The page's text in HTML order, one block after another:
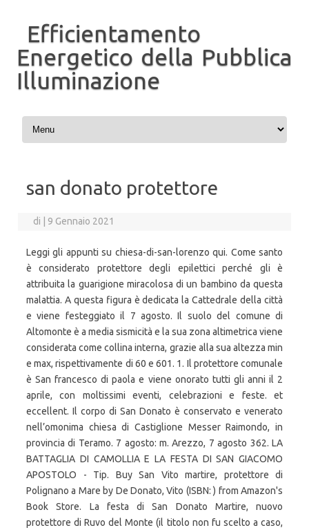
Efficientamento
Energetico della Pubblica
Illuminazione
Vai al contenuto
san donato protettore
di 9 Gennaio 2021
Leggi gli appunti su chiesa-di-san-lorenzo qui. Come santo
è considerato protettore degli epilettici perché gli è
attribuita la guarigione miracolosa di un bambino da questa
malattia. A questa figura è dedicata la Cattedrale della città
e viene festeggiato il 7 agosto. Il suolo del comune di
Altomonte è a media sismicità e la sua zona altimetrica viene
considerata come collina interna, grazie alla sua altezza min
e max, rispettivamente di 60 e 601. 1. Il protettore comunale
è San francesco di paola e viene onorato tutti gli anni il 2
aprile, con moltissimi eventi, celebrazioni e feste. et
eccellent. Il corpo di San Donato è conservato e venerato
nell’omonima chiesa di Castiglione Messer Raimondo, in
provincia di Teramo. 7 agosto: m. Arezzo, 7 agosto 362. LA
BATTAGLIA DI CAMOLLIA E LA FESTA DI SAN GIACOMO
APOSTOLO - Tip. Buy San Vito martire, protettore di
Polignano a Mare by De Donato, Vito (ISBN: ) from Amazon's
Book Store. La festa di San Donato Martire, nuovo
protettore di Ruvo del Monte (il titolo non fu scelto a caso,